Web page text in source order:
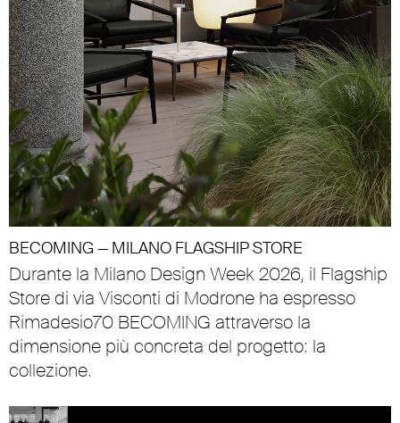
BECOMING — MILANO FLAGSHIP STORE
Durante la Milano Design Week 2026, il Flagship
Store di via Visconti di Modrone ha espresso
Rimadesio70 BECOMING attraverso la
dimensione più concreta del progetto: la
collezione.